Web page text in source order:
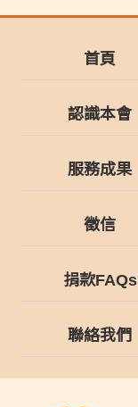
首頁
認識本會
服務成果
徵信
捐款FAQs
聯絡我們